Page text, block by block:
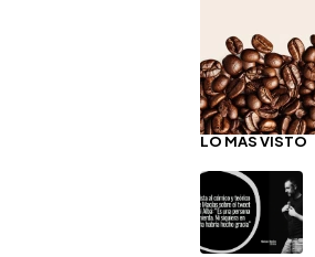
LO MÁS VISTO